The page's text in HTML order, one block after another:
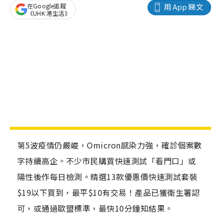
用 App 睇文
在Google追蹤
《UHK 港生活》
第5波疫情仍嚴峻，Omicron感染力強，確診個案數
字持續高企。不少市民購買快速測試「看門口」或
陽性後作每日檢測。精選13款優惠價快速測試套裝
$19以下買到，最平$10有交易！產品已獲衛生署認
可，或通過歐盟標準，最快10分鐘知結果。